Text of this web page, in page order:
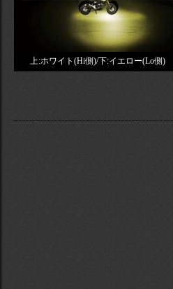
上:ホワイト(Hi側)/下:イエロー(Lo側)